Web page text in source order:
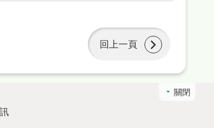
回上一頁
關閉